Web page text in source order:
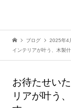
ブログ 2025年4
インテリアが叶う、木製
お待たせい
リアが叶う